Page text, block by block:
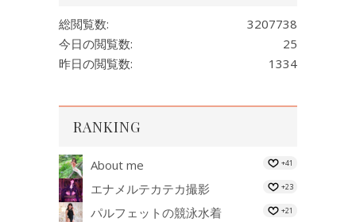
3207738
総閲覧数:
25
今日の閲覧数:
1334
昨日の閲覧数:
RANKING
About me +41
エナメルテカテカ撮影 +23
パルフェットの競泳水着 +21